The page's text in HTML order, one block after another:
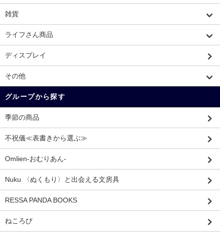
雑貨
ライフさん商品
ディスプレイ
その他
グループから探す
季節の商品
不祝儀≪表書きから選ぶ≫
Omlien-おむりあん-
Nuku 〈ぬくもり〉と出会える文房具
RESSA PANDA BOOKS
ねころび